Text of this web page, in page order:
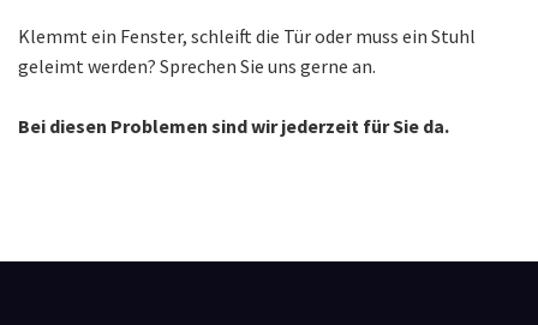
Klemmt ein Fenster, schleift die Tür oder muss ein Stuhl
geleimt werden? Sprechen Sie uns gerne an.
Bei diesen Problemen sind wir jederzeit für Sie da.